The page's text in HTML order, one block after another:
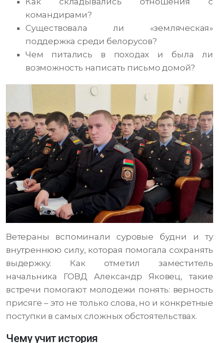
командирами?
Существовала ли «земляческая»
поддержка среди белорусов?
Чем питались в походах и была ли
возможность написать письмо домой?
Ветераны вспоминали суровые будни и ту
внутреннюю силу, которая помогала сохранять
выдержку. Как отметил заместитель
начальника ГОВД Александр Яковец, такие
встречи помогают молодежи понять: верность
присяге – это не только слова, но и конкретные
поступки в самых сложных обстоятельствах.
Чему учит история